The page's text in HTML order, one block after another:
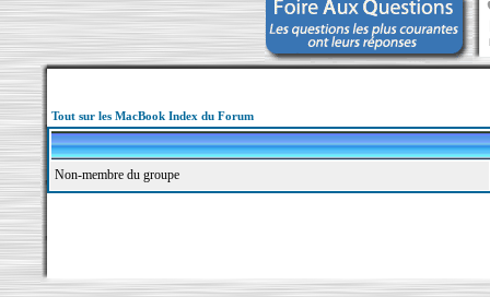
Tout sur les MacBook Index du Forum
Non-membre du groupe